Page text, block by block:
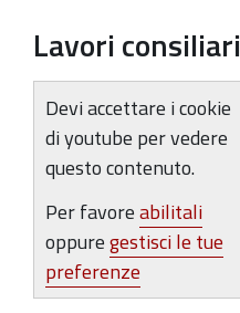
Lavori consiliari
Devi accettare i cookie
di youtube per vedere
questo contenuto.
Per favoreabilitali
oppuregestisci le tue
preferenze